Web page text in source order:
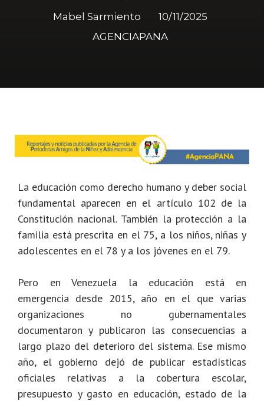
Mabel Sarmiento
10/11/2025
AGENCIAPANA
La educación como derecho humano y deber social
fundamental aparecen en el artículo 102 de la
Constitución nacional. También la protección a la
familia está prescrita en el 75, a los niños, niñas y
adolescentes en el 78 y a los jóvenes en el 79.
Pero en Venezuela la educación está en
emergencia desde 2015, año en el que varias
organizaciones no gubernamentales
documentaron y publicaron las consecuencias a
largo plazo del deterioro del sistema. Ese mismo
año, el gobierno dejó de publicar estadísticas
oficiales relativas a la cobertura escolar,
presupuesto y gasto en educación, estado de la